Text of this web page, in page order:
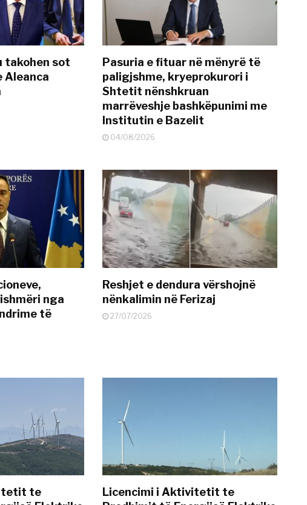
takohen sot
Aleanca
Pasuria e fituar në mënyrë të
paligjshme, kryeprokurori i
Shtetit nënshkruan
marrëveshje bashkëpunimi me
Institutin e Bazelit
04/08/2026
nga
të
Reshjet e dendura vërshojnë
nënkalimin në Ferizaj
27/07/2026
te
Licencimi i Aktivitetit te